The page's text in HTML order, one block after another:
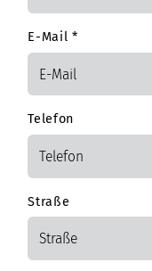
E-Mail *
Telefon
Straße